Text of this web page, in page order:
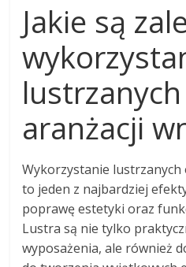
Jakie są
aranżacji
Wykorzystanie
to jeden z najbardziej
poprawę estetyki oraz
Lustra są nie tylko
wyposażenia, ale również